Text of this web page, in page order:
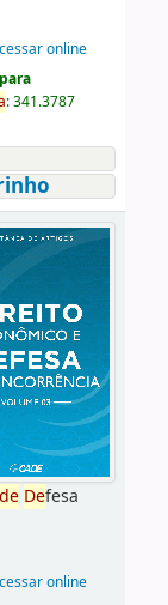
online
:341.3787
de Defesa
online